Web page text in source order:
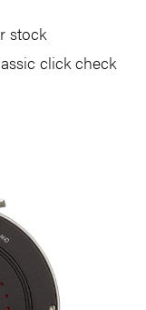
stock
click check